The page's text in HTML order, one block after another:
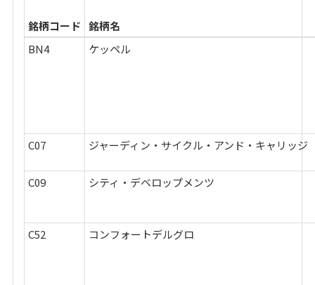
銘柄コード 銘柄名
BN4
ケッペル
C07 ジャーディン・サイクル・アンド・キャリッジ
C09 シティ・デベロップメンツ
C52 コンフォートデルグロ